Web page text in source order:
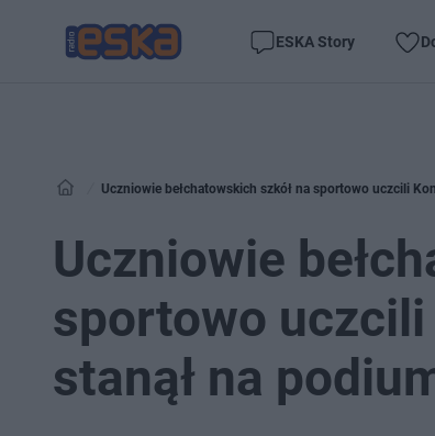
ESKA Story
Uczniowie bełchatowskich szkół na sportowo uczcili
Uczniowie
sportowo
stanął na